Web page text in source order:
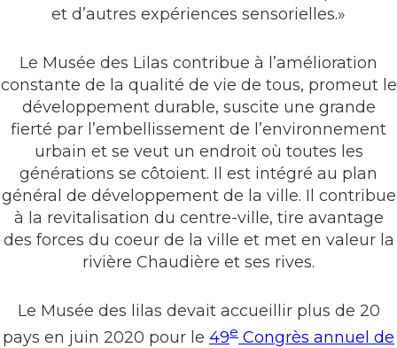
et d’autres expériences sensorielles.»
Le Musée des Lilas contribue à l’amélioration
constante de la qualité de vie de tous, promeut le
développement durable, suscite une grande
fierté par l’embellissement de l’environnement
urbain et se veut un endroit où toutes les
générations se côtoient. Il est intégré au plan
général de développement de la ville. Il contribue
à la revitalisation du centre-ville, tire avantage
des forces du coeur de la ville et met en valeur la
rivière Chaudière et ses rives.
Le Musée des lilas devait accueillir plus de 20
pays en juin 2020 pour le 49e Congrès annuel de